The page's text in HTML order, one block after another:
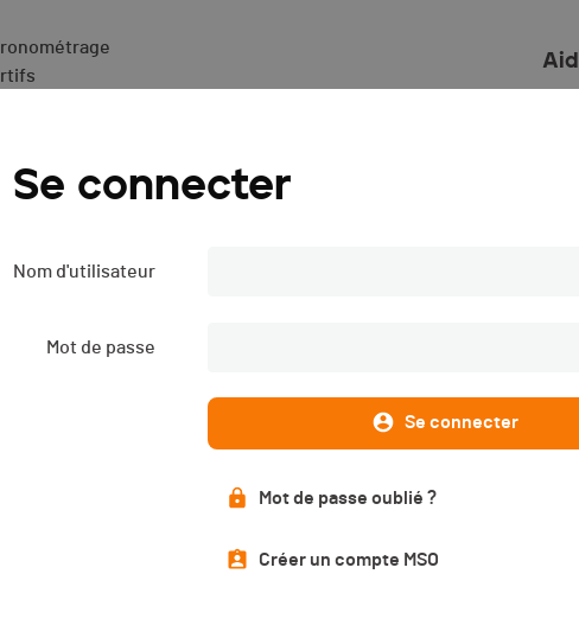
Se connecter
Nom d'utilisateur
Mot de passe
Se connecter
Mot de passe oublié ?
Créer un compte MSO